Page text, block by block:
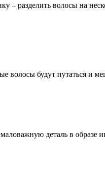
– разделить волосы на
волосы будут путаться и
деталь в образе